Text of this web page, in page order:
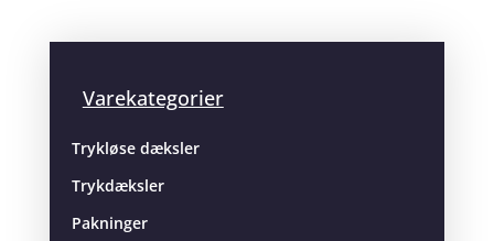
Varekategorier
Trykløse dæksler
Trykdæksler
Pakninger